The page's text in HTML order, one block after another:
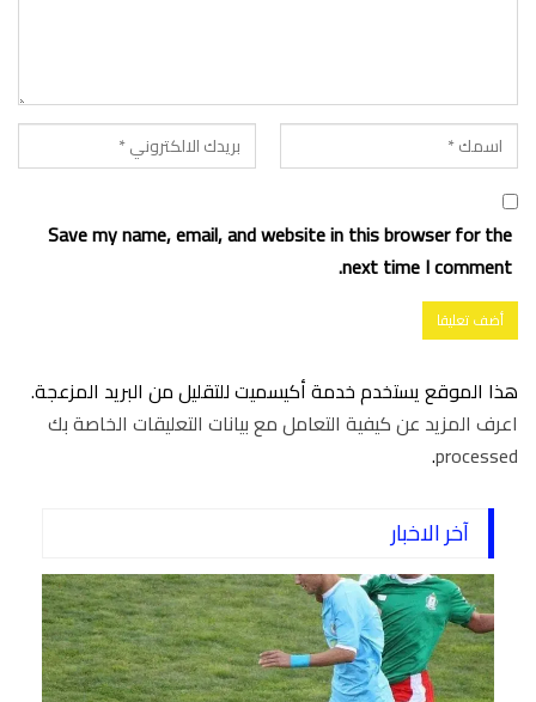
Save my name, email, and website in this browser for the
next time I comment.
هذا الموقع يستخدم خدمة أكيسميت للتقليل من البريد المزعجة.
اعرف المزيد عن كيفية التعامل مع بيانات التعليقات الخاصة بك
processed
.
آخر الاخبار